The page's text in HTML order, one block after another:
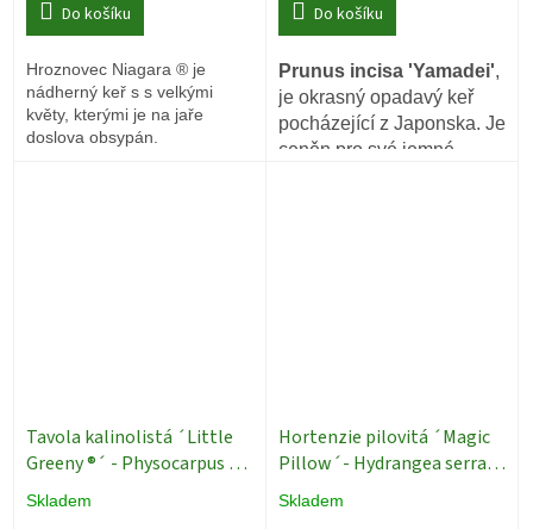
Do košíku
Hroznovec Niagara ® je
nádherný keř s s velkými
květy, kterými je na jaře
doslova obsypán.
Do košíku
Prunus incisa 'Yamadei',
je okrasný opadavý keř
pocházející z Japonska. Je
ceněn pro své jemné
Tavola kalinolistá ´Little
Greeny ®´ - Physocarpus op.
Keře
Skladem
Hortenzie pilovitá ´Magic
Pillow´- Hydrangea serrata
- 2 l Keře
Skladem